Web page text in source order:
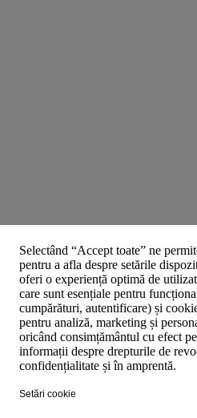
Selectând “Accept toate” ne
pentru a afla despre setările
oferi o experiență optimă de
care sunt esențiale pentru
cumpărături, autentificare) și
pentru analiză, marketing și
oricând consimțământul cu efect
informații despre drepturile de
confidențialitate și în amprentă.
Setări cookie